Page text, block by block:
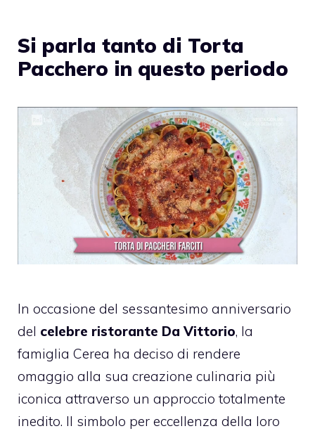
Si parla tanto di Torta
Pacchero in questo periodo
In occasione del sessantesimo anniversario
del celebre ristorante Da Vittorio, la
famiglia Cerea ha deciso di rendere
omaggio alla sua creazione culinaria più
iconica attraverso un approccio totalmente
inedito. Il simbolo per eccellenza della loro